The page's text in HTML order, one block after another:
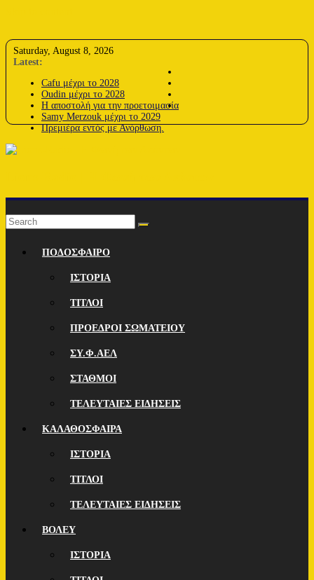
Saturday, August 8, 2026
Latest:
Cafu μέχρι το 2028
Oudin μέχρι το 2028
Η αποστολή για την προετοιμασία
Samy Merzouk μέχρι το 2029
Πρεμιέρα εντός με Ανόρθωση.
ΠΟΔΟΣΦΑΙΡΟ
ΙΣΤΟΡΙΑ
ΤΙΤΛΟΙ
ΠΡΟΕΔΡΟΙ ΣΩΜΑΤΕΙΟΥ
ΣΥ.Φ.ΑΕΛ
ΣΤΑΘΜΟΙ
ΤΕΛΕΥΤΑΙΕΣ ΕΙΔΗΣΕΙΣ
ΚΑΛΑΘΟΣΦΑΙΡΑ
ΙΣΤΟΡΙΑ
ΤΙΤΛΟΙ
ΤΕΛΕΥΤΑΙΕΣ ΕΙΔΗΣΕΙΣ
ΒΟΛΕΥ
ΙΣΤΟΡΙΑ